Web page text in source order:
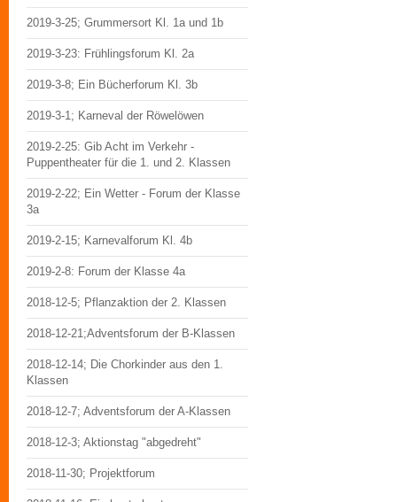
2019-3-25; Grummersort Kl. 1a und 1b
2019-3-23: Frühlingsforum Kl. 2a
2019-3-8; Ein Bücherforum Kl. 3b
2019-3-1; Karneval der Röwelöwen
2019-2-25: Gib Acht im Verkehr -
Puppentheater für die 1. und 2. Klassen
2019-2-22; Ein Wetter - Forum der Klasse
3a
2019-2-15; Karnevalforum Kl. 4b
2019-2-8: Forum der Klasse 4a
2018-12-5; Pflanzaktion der 2. Klassen
2018-12-21;Adventsforum der B-Klassen
2018-12-14; Die Chorkinder aus den 1.
Klassen
2018-12-7; Adventsforum der A-Klassen
2018-12-3; Aktionstag "abgedreht"
2018-11-30; Projektforum